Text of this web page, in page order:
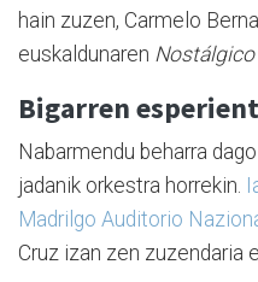
hain zuzen, Carmelo
euskaldunaren Nostálgico
Bigarren
Nabarmendu beharra
jadanik orkestra horrekin.
Madrilgo Auditorio
Cruz izan zen zuzendaria